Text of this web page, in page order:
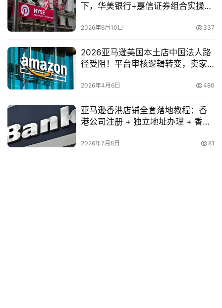
下，华美银行+嘉信证券组合实操指
2026年6月10日 337
2026亚马逊美国本土店中国法人路
径受阻！平台审核逻辑转变，卖家
2026年4月6日 480
亚马逊香港店铺全套落地教程：香
港公司注册 + 独立地址办理 + 香港
2026年7月8日 81